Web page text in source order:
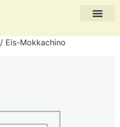
/ Eis-Mokkachino